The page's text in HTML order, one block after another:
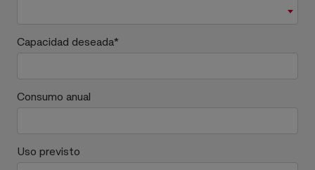
Capacidad deseada*
Consumo anual
Uso previsto